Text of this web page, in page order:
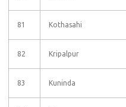
81 Kothasahi
82 Kripalpur
83 Kuninda